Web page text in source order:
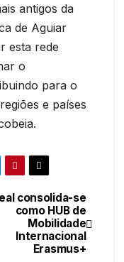
antigos da
de Aguiar
esta rede
o
para o
e países
consolida-se
como HUB de
Mobilidade
Internacional
Erasmus+